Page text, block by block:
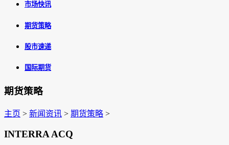
市场快讯
期货策略
股市速递
国际期货
期货策略
主页 > 新闻资讯 > 期货策略 >
INTERRA ACQ